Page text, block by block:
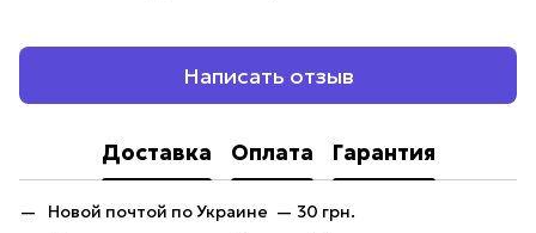
Написать отзыв
Доставка Оплата Гарантия
Новой почтой по Украине — 30 грн.